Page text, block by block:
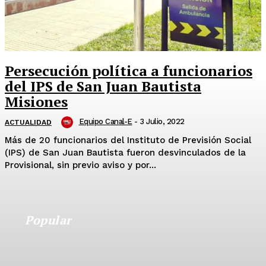
Persecución política a funcionarios
del IPS de San Juan Bautista
Misiones
ACTUALIDAD Equipo Canal-E - 3 Julio, 2022
Más de 20 funcionarios del Instituto de Previsión Social
(IPS) de San Juan Bautista fueron desvinculados de la
Provisional, sin previo aviso y por...
Popular